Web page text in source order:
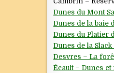
Dunes du Mont
Dunes de la baie
Dunes du Platier
Dunes de la
Desvres – La
Écault – Dunes